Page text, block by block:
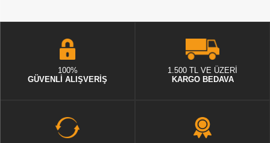
100%
GÜVENLİ ALIŞVERİŞ
1.500 TL VE ÜZERİ
KARGO BEDAVA